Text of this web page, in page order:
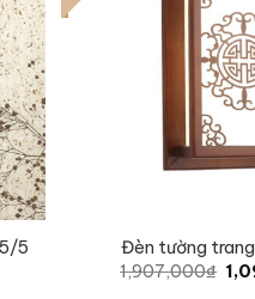
5
Đèn tường
1,907,000₫
price